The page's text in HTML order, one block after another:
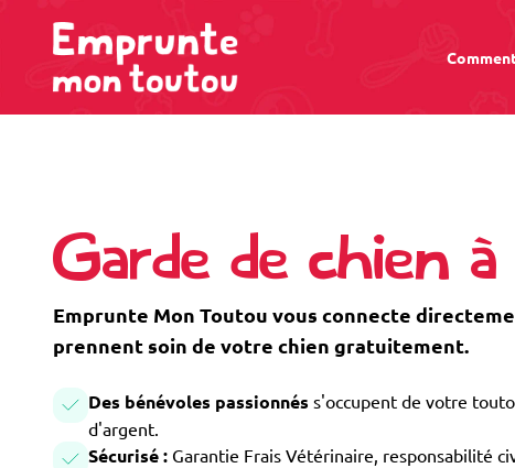
Garde de chien à
Emprunte Mon Toutou vous connecte
prennent soin de votre chien gratuitement.
Des bénévoles passionnés s'occupent de votre
d'argent.
Sécurisé : Garantie Frais Vétérinaire, responsabilité